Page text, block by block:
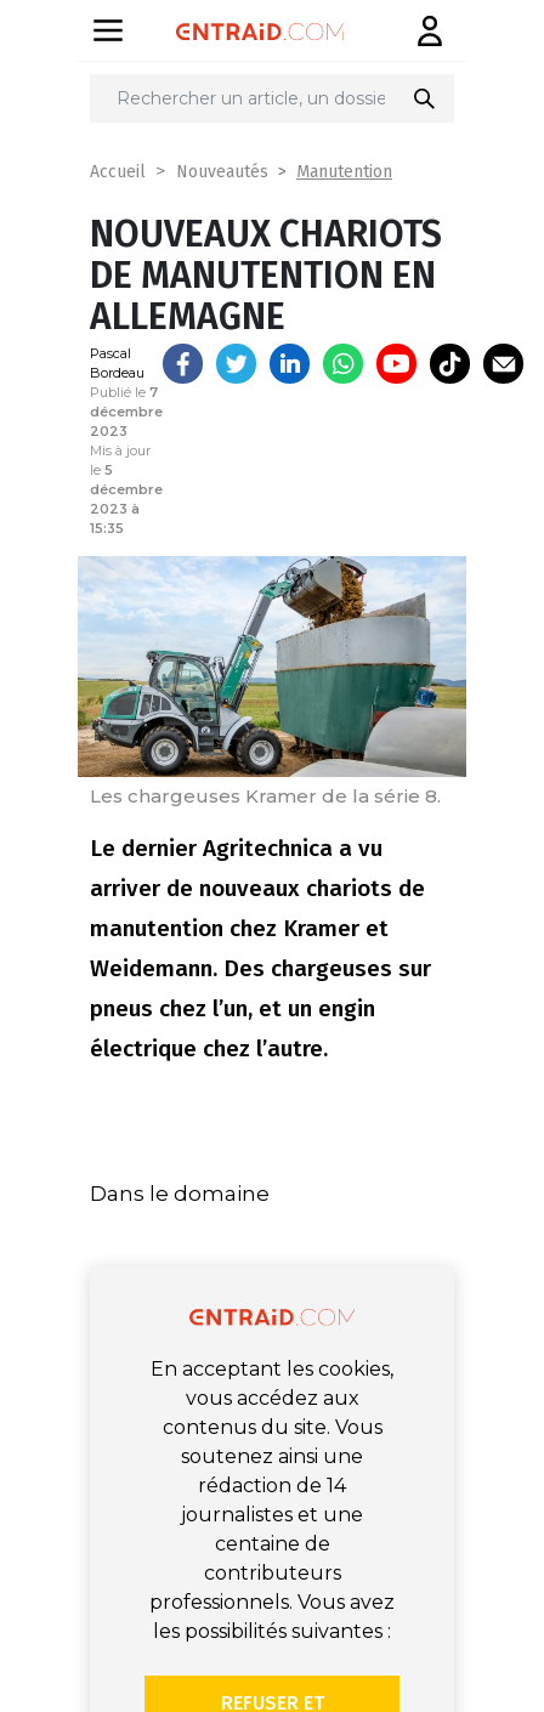
Partager
Accueil Nouveautés Manutention
NOUVEAUX CHARIOTS
DE MANUTENTION EN
ALLEMAGNE
Pascal
Bordeau
Publié le 7
décembre
2023
Mis à jour
le 5
décembre
2023 à
15:35
Les chargeuses Kramer de la série 8.
Le dernier Agritechnica a vu
arriver de nouveaux chariots de
manutention chez Kramer et
Weidemann. Des chargeuses sur
pneus chez l’un, et un engin
électrique chez l’autre.
Dans le domaine
En acceptant les cookies,
vous accédez aux
contenus du site. Vous
soutenez ainsi une
rédaction de 14
journalistes et une
centaine de
contributeurs
professionnels. Vous avez
les possibilités suivantes :
REFUSER ET